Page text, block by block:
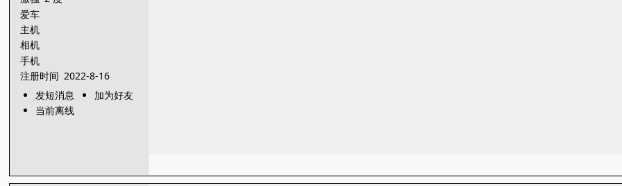
爱车
主机
相机
手机
注册时间 2022-8-16
发短消息
加为好友
当前离线